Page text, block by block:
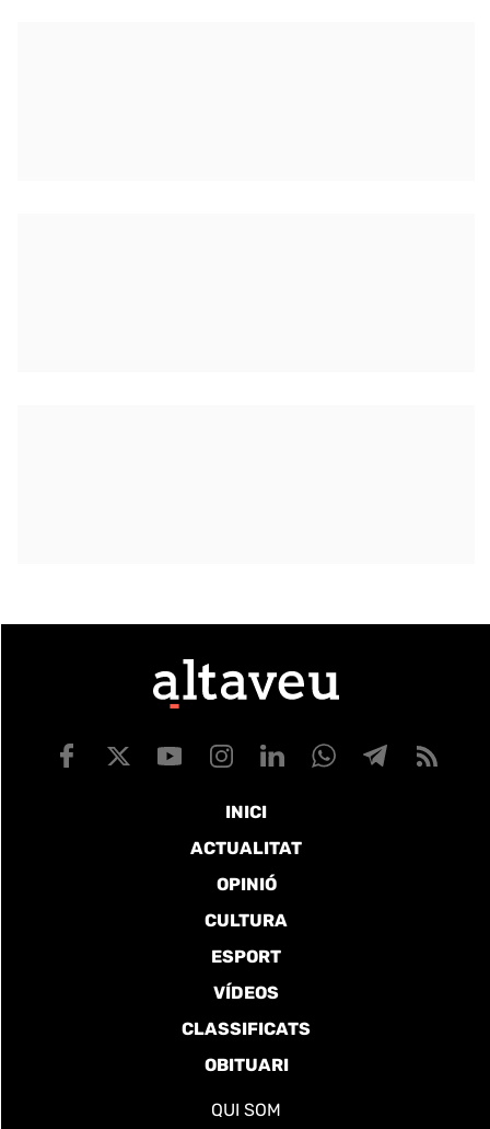
INICI
ACTUALITAT
OPINIÓ
CULTURA
ESPORT
VÍDEOS
CLASSIFICATS
OBITUARI
QUI SOM